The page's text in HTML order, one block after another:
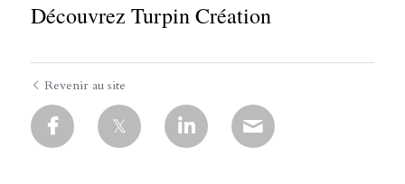
Découvrez Turpin Création
Revenir au site